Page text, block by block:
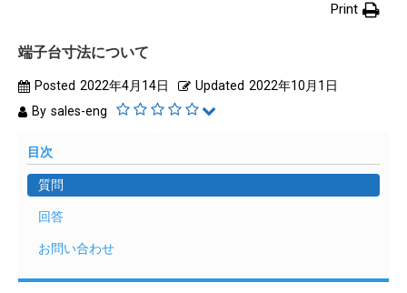
Print
端子台寸法について
Posted 2022年4月14日 Updated 2022年10月1日
By sales-eng
目次
質問
回答
お問い合わせ